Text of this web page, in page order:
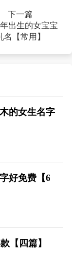
下一篇
出生的女宝宝
名【常用】
的女生名字
好免费【6
【四篇】